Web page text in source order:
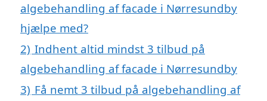
algebehandling af facade i Nørresundby
hjælpe med?
2) Indhent altid mindst 3 tilbud på
algebehandling af facade i Nørresundby
3) Få nemt 3 tilbud på algebehandling af